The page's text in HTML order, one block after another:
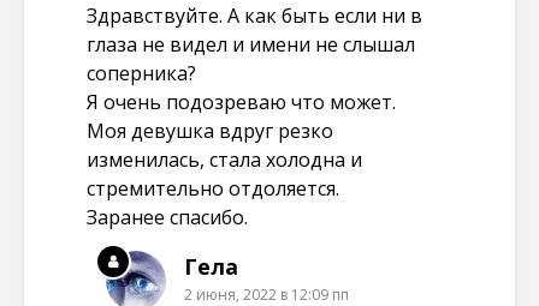
Здравствуйте. А как быть если ни в
глаза не видел и имени не слышал
соперника?
Я очень подозреваю что может.
Моя девушка вдруг резко
изменилась, стала холодна и
стремительно отдоляется.
Заранее спасибо.
Гела
2 июня, 2022 в 12:09 пп